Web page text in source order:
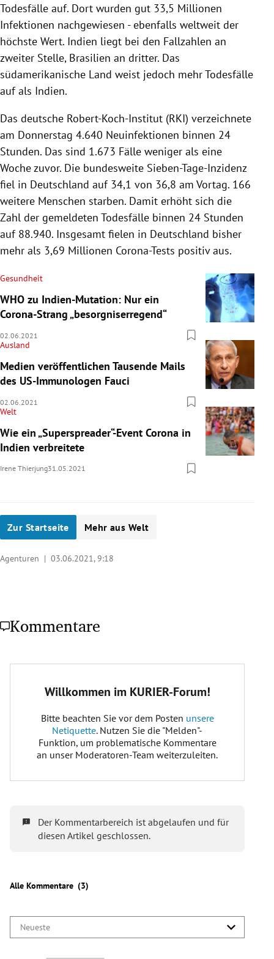
Todesfälle auf. Dort wurden gut 33,5 Millionen
Infektionen nachgewiesen - ebenfalls weltweit der
höchste Wert. Indien liegt bei den Fallzahlen an
zweiter Stelle, Brasilien an dritter. Das
südamerikanische Land weist jedoch mehr Todesfälle
auf als Indien.
Das deutsche Robert-Koch-Institut (RKI) verzeichnete
am Donnerstag 4.640 Neuinfektionen binnen 24
Stunden. Das sind 1.673 Fälle weniger als eine
Woche zuvor. Die bundesweite Sieben-Tage-Inzidenz
fiel in Deutschland auf 34,1 von 36,8 am Vortag. 166
weitere Menschen starben. Damit erhöht sich die
Zahl der gemeldeten Todesfälle binnen 24 Stunden
auf 88.940. Insgesamt fielen in Deutschland bisher
mehr als 3,69 Millionen Corona-Tests positiv aus.
Gesundheit
WHO zu Indien-Mutation: Nur ein
Corona-Strang „besorgniserregend“
02.06.2021
Ausland
Medien veröffentlichen Tausende Mails
des US-Immunologen Fauci
02.06.2021
Welt
Wie ein „Superspreader“-Event Corona in
Indien verbreitete
Irene Thierjung31.05.2021
Zur Startseite Mehr aus Welt
Agenturen | 03.06.2021, 9:18
Kommentare